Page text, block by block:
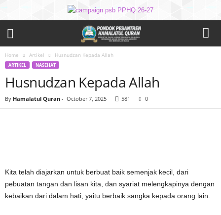
Home Artikel Husnudzan Kepada Allah
ARTIKEL NASEHAT
Husnudzan Kepada Allah
By Hamalatul Quran - October 7, 2025 581 0
Kita telah diajarkan untuk berbuat baik semenjak kecil, dari
pebuatan tangan dan lisan kita, dan syariat melengkapinya dengan
kebaikan dari dalam hati, yaitu berbaik sangka kepada orang lain.